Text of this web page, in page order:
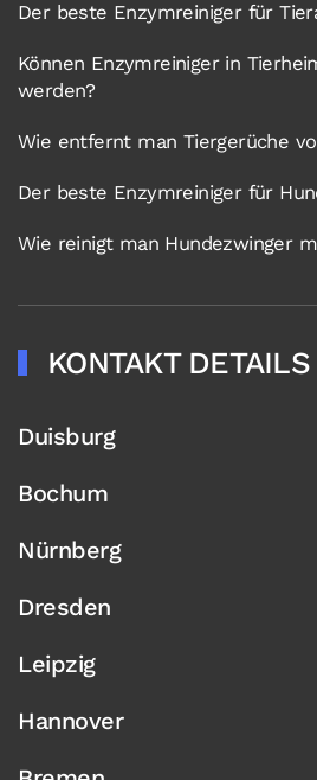
Der beste Enzymreiniger für
Können Enzymreiniger in
werden?
Wie entfernt man Tiergerüche
Der beste Enzymreiniger für
Wie reinigt man Hundezwinger
KONTAKT DETAILS
Duisburg
Bochum
Nürnberg
Dresden
Leipzig
Hannover